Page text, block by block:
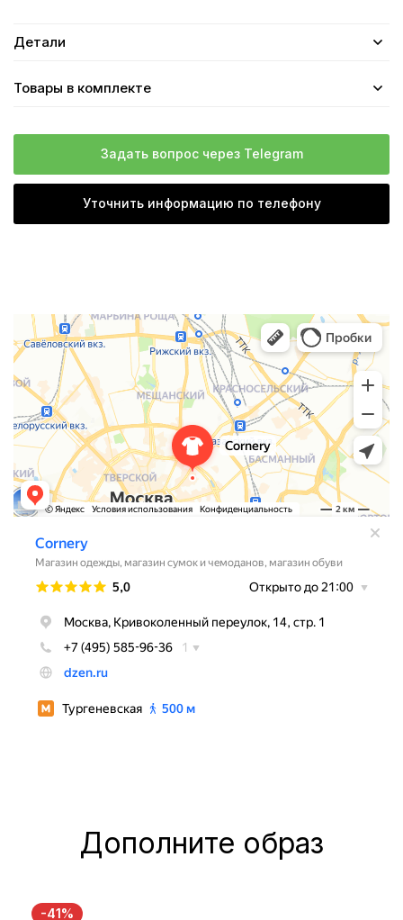
Детали
Товары в комплекте
Задать вопрос через Telegram
Уточнить информацию по телефону
Дополните образ
-41%